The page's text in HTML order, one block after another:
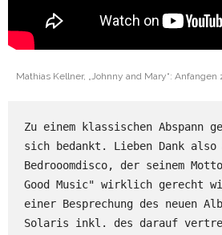
Mathias Kellner, „Johnny and Mary“:
Zu einem klassischen Abspann
sich bedankt. Lieben Dank also
Bedrooomdisco, der seinem
Good Music" wirklich gerecht
einer Besprechung des neuen
Solaris inkl. des darauf